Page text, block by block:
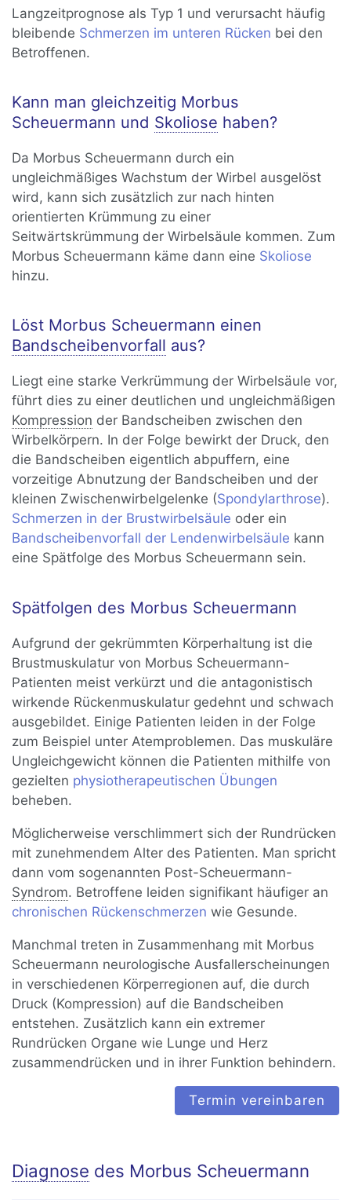
Langzeitprognose als Typ 1 und verursacht häufig
bleibende Schmerzen im unteren Rücken bei den
Betroffenen.
Kann man gleichzeitig Morbus
Scheuermann und Skoliose haben?
Da Morbus Scheuermann durch ein
ungleichmäßiges Wachstum der Wirbel ausgelöst
wird, kann sich zusätzlich zur nach hinten
orientierten Krümmung zu einer
Seitwärtskrümmung der Wirbelsäule kommen. Zum
Morbus Scheuermann käme dann eine Skoliose
hinzu.
Löst Morbus Scheuermann einen
Bandscheibenvorfall aus?
Liegt eine starke Verkrümmung der Wirbelsäule vor,
führt dies zu einer deutlichen und ungleichmäßigen
Kompression der Bandscheiben zwischen den
Wirbelkörpern. In der Folge bewirkt der Druck, den
die Bandscheiben eigentlich abpuffern, eine
vorzeitige Abnutzung der Bandscheiben und der
kleinen Zwischenwirbelgelenke (Spondylarthrose).
Schmerzen in der Brustwirbelsäule oder ein
Bandscheibenvorfall der Lendenwirbelsäule kann
eine Spätfolge des Morbus Scheuermann sein.
Spätfolgen des Morbus Scheuermann
Aufgrund der gekrümmten Körperhaltung ist die
Brustmuskulatur von Morbus Scheuermann-
Patienten meist verkürzt und die antagonistisch
wirkende Rückenmuskulatur gedehnt und schwach
ausgebildet. Einige Patienten leiden in der Folge
zum Beispiel unter Atemproblemen. Das muskuläre
Ungleichgewicht können die Patienten mithilfe von
gezielten physiotherapeutischen Übungen
beheben.
Möglicherweise verschlimmert sich der Rundrücken
mit zunehmendem Alter des Patienten. Man spricht
dann vom sogenannten Post-Scheuermann-
Syndrom. Betroffene leiden signifikant häufiger an
chronischen Rückenschmerzen wie Gesunde.
Manchmal treten in Zusammenhang mit Morbus
Scheuermann neurologische Ausfallerscheinungen
in verschiedenen Körperregionen auf, die durch
Druck (Kompression) auf die Bandscheiben
entstehen. Zusätzlich kann ein extremer
Rundrücken Organe wie Lunge und Herz
zusammendrücken und in ihrer Funktion behindern.
Termin vereinbaren
Diagnose des Morbus Scheuermann